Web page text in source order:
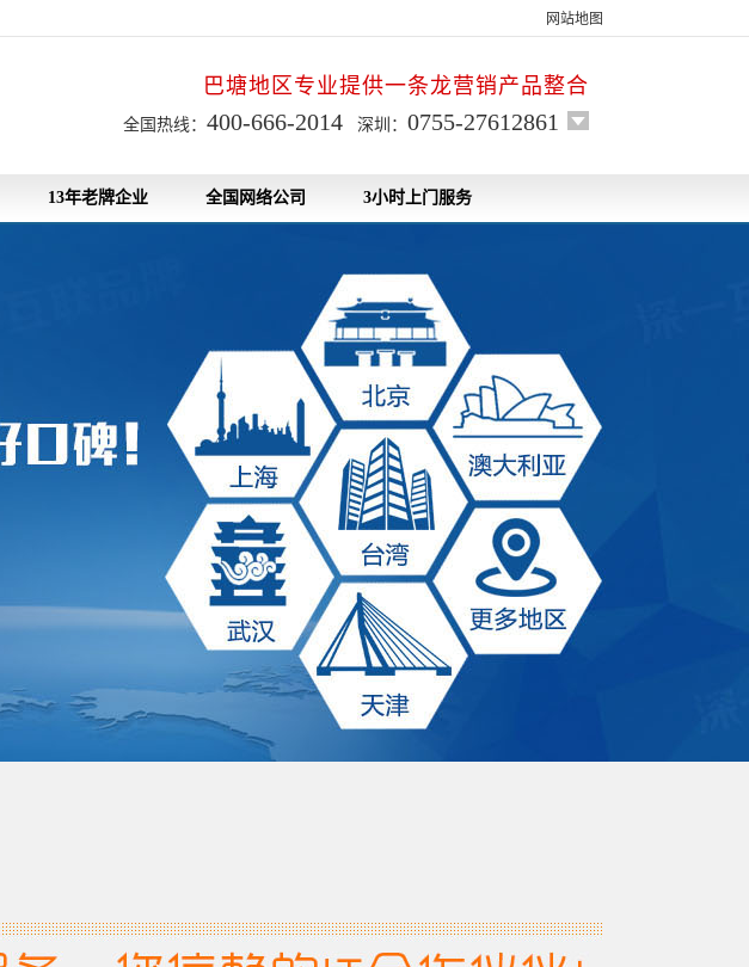
网站地图
巴塘地区专业提供一条龙营销产品整合
全国热线： 400-666-2014 深圳： 0755-27612861
13年老牌企业 全国网络公司 3小时上门服务